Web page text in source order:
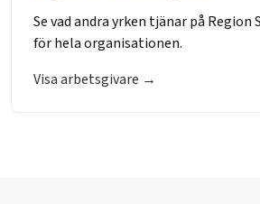
Se vad andra yrken tjänar på Region
för hela organisationen.
Visa arbetsgivare →